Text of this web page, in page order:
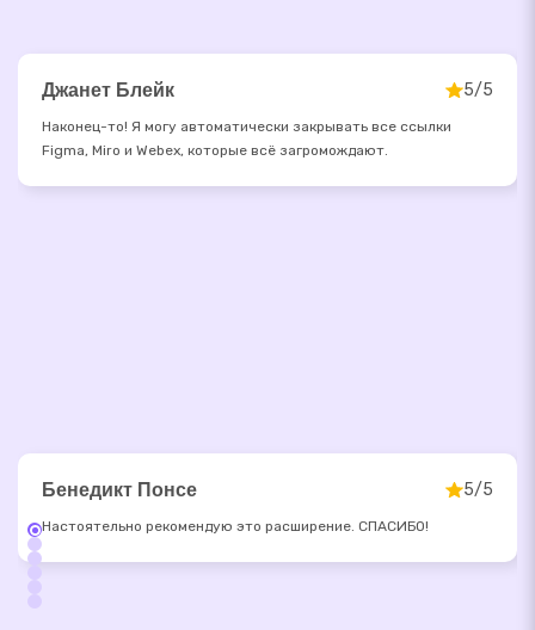
Джанет Блейк 5/5
Наконец-то! Я могу автоматически закрывать все ссылки
Figma, Miro и Webex, которые всё загромождают.
Бенедикт Понсе 5/5
Настоятельно рекомендую это расширение. СПАСИБО!